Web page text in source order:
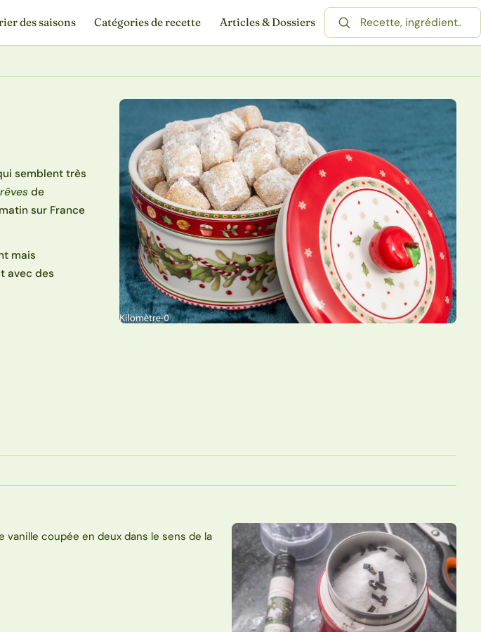
des saisons Catégories de recette Articles & Dossiers
Rechercher une recette
semblent très
de
sur France
mais
avec des
vanille coupée en deux dans le sens de la